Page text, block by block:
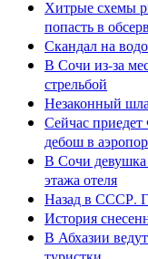
Хитрые схемы
попасть в
Скандал на
В Сочи из-за
стрельбой
Незаконный
Сейчас
дебош в
В Сочи девушка
этажа отеля
Назад в СССР.
История
В Абхазии